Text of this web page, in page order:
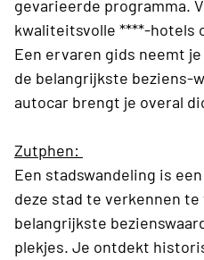
gevarieerde programma.
kwaliteitsvolle ****-hotels
Een ervaren gids neemt
de belangrijkste beziens-
autocar brengt je overal
Zutphen:
Een stadswandeling is
deze stad te verkennen te
belangrijkste
plekjes. Je ontdekt